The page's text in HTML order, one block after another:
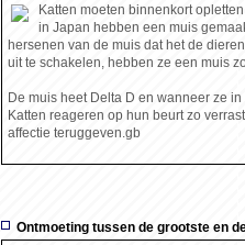
Katten moeten binnenkort
in Japan hebben een muis
hersenen van de muis dat het de
uit te schakelen, hebben ze een muis
De muis heet Delta D en wanneer ze
Katten reageren op hun beurt zo
affectie teruggeven.gb
Ontmoeting tussen de grootste en